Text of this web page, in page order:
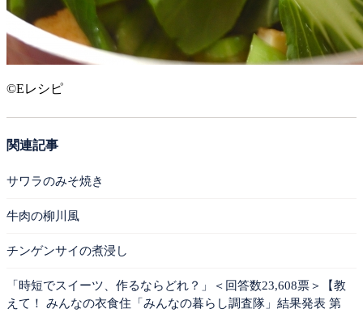
©Eレシピ
関連記事
サワラのみそ焼き
牛肉の柳川風
チンゲンサイの煮浸し
「時短でスイーツ、作るならどれ？」＜回答数23,608票＞【教
えて！ みんなの衣食住「みんなの暮らし調査隊」結果発表 第